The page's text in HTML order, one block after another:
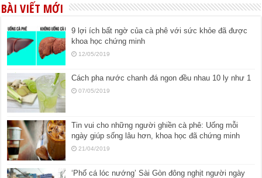
BÀI VIẾT MỚI
9 lợi ích bất ngờ của cà phê với sức khỏe đã được
khoa học chứng minh
12/05/2019
Cách pha nước chanh đá ngon đều nhau 10 ly như 1
07/05/2019
Tin vui cho những người ghiền cà phê: Uống mỗi
ngày giúp sống lâu hơn, khoa học đã chứng minh
21/04/2019
‘Phố cá lóc nướng’ Sài Gòn đông nghịt người ngày